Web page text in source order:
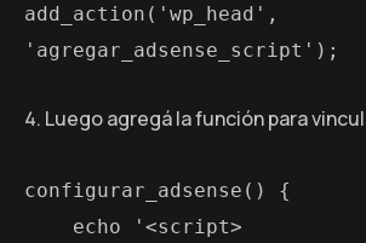
add_action('wp_head',
'agregar_adsense_script');
Luego agregá la función para
configurar_adsense() {
    echo '<script>